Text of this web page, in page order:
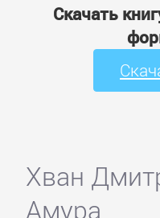
Скачать
Хван
Амура